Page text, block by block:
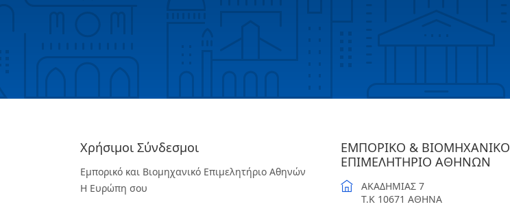
Χρήσιμοι Σύνδεσμοι
Εμπορικό και Βιομηχανικό Επιμελητήριο Αθηνών
Η Ευρώπη σου
ΕΜΠΟΡΙΚΟ & ΒΙΟΜΗΧΑΝΙΚΟ
ΕΠΙΜΕΛΗΤΗΡΙΟ ΑΘΗΝΩΝ
ΑΚΑΔΗΜΙΑΣ 7
T.K 10671 ΑΘΗΝΑ